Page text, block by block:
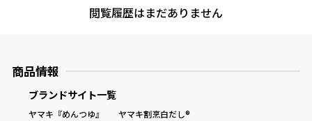
閲覧履歴はまだありません
商品情報
ブランドサイト一覧
ヤマキ『めんつゆ』
ヤマキ割烹白だし®